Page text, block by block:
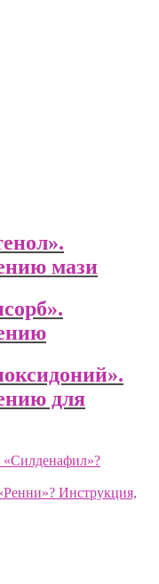
мази
для
«Силденафил»?
Инструкция,